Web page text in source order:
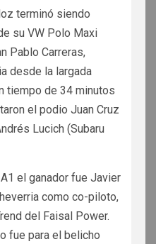
terminó siendo
su VW Polo Maxi
Pablo Carreras,
desde la largada
tiempo de 34 minutos
el podio Juan Cruz
Lucich (Subaru
el ganador fue Javier
como co-piloto,
del Faisal Power.
fue para el belicho